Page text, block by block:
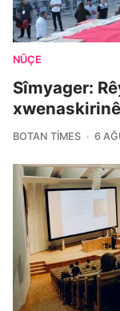
NÛÇE
Sîmyager:
BOTAN TIMES 6